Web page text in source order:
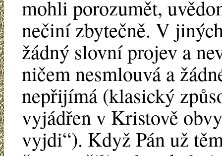
mohli porozumět,
nečiní zbytečně. V
žádný slovní projev a
ničem nesmlouvá a
nepřijímá (klasický
vyjádřen v Kristově
vyjdi“). Když Pán už